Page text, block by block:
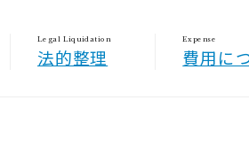
Legal Liquidation
法的整理
Expense
費用に